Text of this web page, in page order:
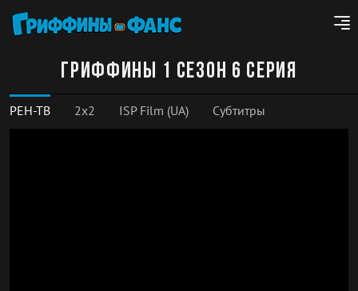
Гриффины 1 сезон 6 серия
РЕН-ТВ 2x2 ISP Film (UA) Субтитры